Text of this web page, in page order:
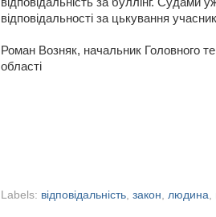
відповідальності за цькування
Роман Возняк, начальник Головного
області
Labels: відповідальність закон людина